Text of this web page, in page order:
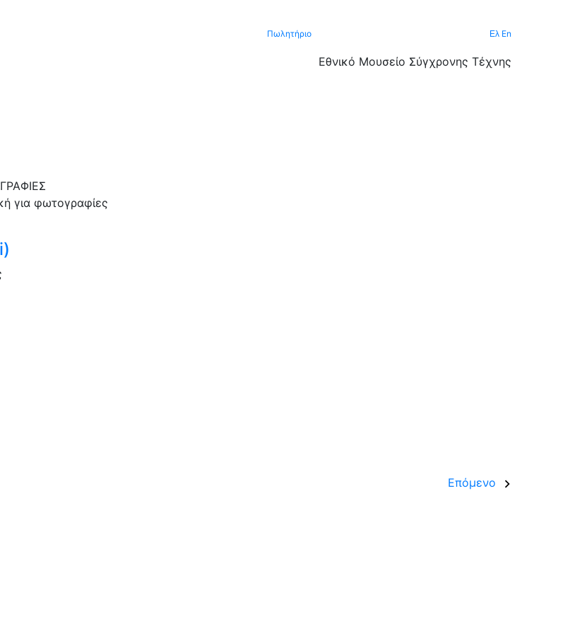
Πωλητήριο Ελ En
Εθνικό Μουσείο Σύγχρονης Τέχνης
για φωτογραφίες
Επόμενο